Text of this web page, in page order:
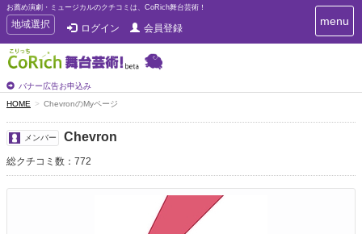
お薦め演劇・ミュージカルのクチコミは、CoRich舞台芸術！
T
o
g
g
e
n
a
v
i
g
a
t
地域選択 ログイン 会員登録
バナー広告お申込み
T
o
menu
HOME ChevronのMyページ
メンバー Chevron
総クチコミ数：772